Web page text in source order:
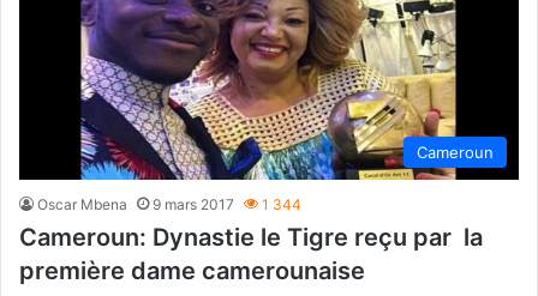
Cameroun
Oscar Mbena 9 mars 2017 1 344
Cameroun: Dynastie le Tigre reçu par la
première dame camerounaise